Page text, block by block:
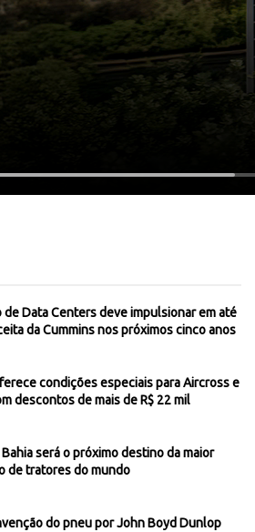
de Data Centers deve impulsionar em até
da Cummins nos próximos cinco anos
condições especiais para Aircross e
descontos de mais de R$ 22 mil
será o próximo destino da maior
de tratores do mundo
do pneu por John Boyd Dunlop